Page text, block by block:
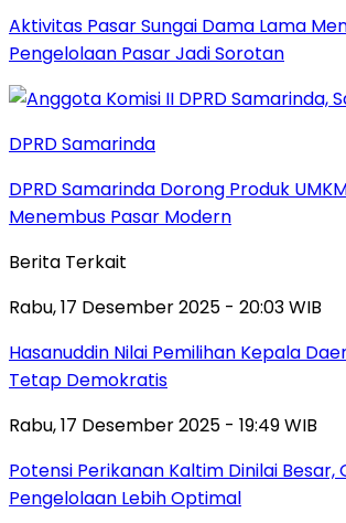
Aktivitas Pasar Sungai Dama Lama
Pengelolaan Pasar Jadi Sorotan
DPRD Samarinda
DPRD Samarinda Dorong Produk
Menembus Pasar Modern
Berita Terkait
Rabu, 17 Desember 2025 - 20:03 WIB
Hasanuddin Nilai Pemilihan Kepala
Tetap Demokratis
Rabu, 17 Desember 2025 - 19:49 WIB
Potensi Perikanan Kaltim Dinilai Besar,
Pengelolaan Lebih Optimal